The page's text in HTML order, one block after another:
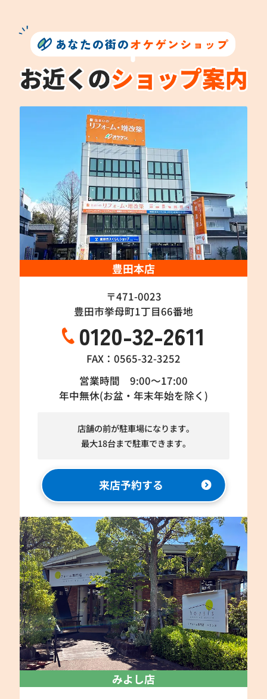
あなたの街のオケゲンショップ
豊田本店
〒471-0023
豊田市挙母町1丁目66番地
0120-32-2611
FAX：0565-32-3252
営業時間 9:00～17:00
年中無休(お盆・年末年始を除く)
店舗の前が駐車場になります。
最大18台まで駐車できます。
来店予約する
みよし店